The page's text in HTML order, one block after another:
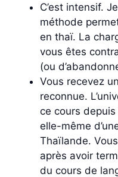
C’est intensif.
méthode
en thaï. La
vous êtes
(ou
Vous recevez
reconnue.
ce cours
elle-même
Thaïlande.
après avoir
du cours de